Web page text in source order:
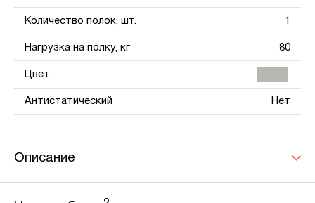
Количество полок, шт. 1
Нагрузка на полку, кг 80
Цвет
Антистатический Нет
Описание